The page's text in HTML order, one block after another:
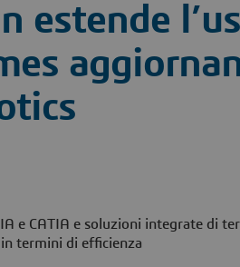
estende
e CATIA e soluzioni integrate di
termini di efficienza